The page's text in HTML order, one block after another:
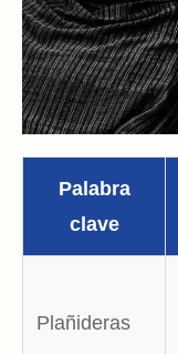
Palabra
clave
Plañideras